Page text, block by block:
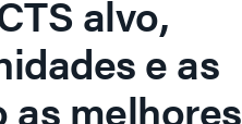
alvo,
e as
as melhores